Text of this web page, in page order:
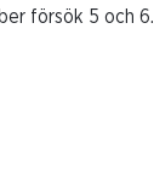
försök 5 och 6.